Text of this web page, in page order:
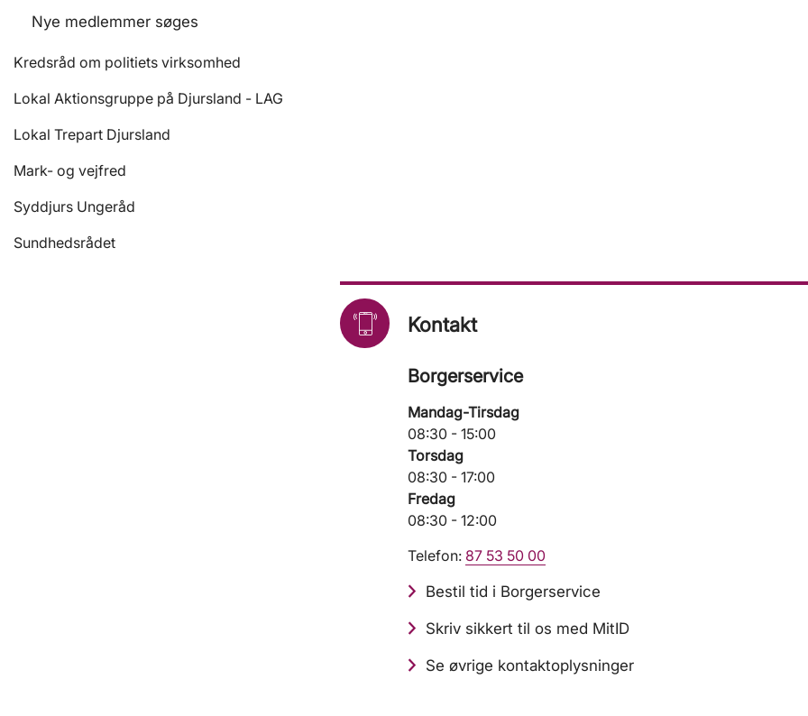
Nye medlemmer søges
Kredsråd om politiets virksomhed
Lokal Aktionsgruppe på Djursland - LAG
Lokal Trepart Djursland
Mark- og vejfred
Syddjurs Ungeråd
Sundhedsrådet
Kontakt
Borgerservice
Mandag-Tirsdag
08:30 - 15:00
Torsdag
08:30 - 17:00
Fredag
08:30 - 12:00
Telefon: 87 53 50 00
Bestil tid i Borgerservice
Skriv sikkert til os med MitID
Se øvrige kontaktoplysninger